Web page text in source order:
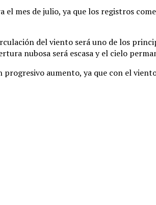
mes de julio, ya que los registros
del viento será uno de los
nubosa será escasa y el cielo
progresivo aumento, ya que con el